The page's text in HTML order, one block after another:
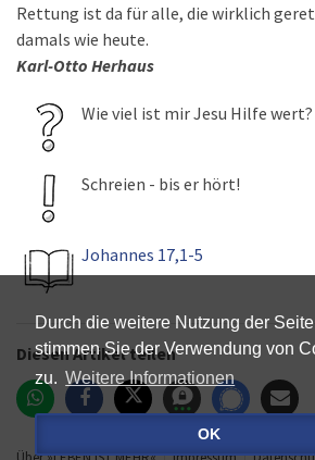
Durch die weitere Nutzung der Seite
stimmen Sie der Verwendung von
zu. Weitere Informationen
OK
Rettung ist da für alle, die wirklich
damals wie heute.
Karl-Otto Herhaus
Wie viel ist mir Jesu Hilfe wert?
Schreien - bis er hört!
Johannes 17,1-5
Diesen Artikel teilen